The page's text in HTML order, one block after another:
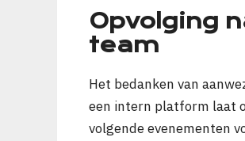
Opvolging
team
Het bedanken van
een intern platform laat
volgende evenementen